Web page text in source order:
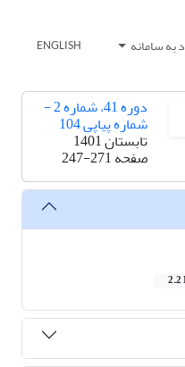
به سامانه ENGLISH
دوره 41، شماره 2 -
شماره پیاپی 104
تابستان 1401
صفحه247-271
2.2